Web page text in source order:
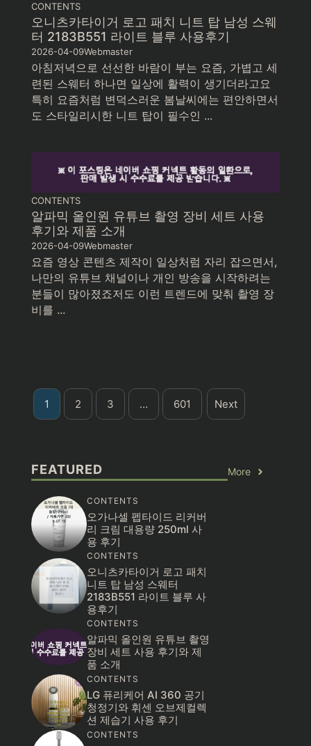
CONTENTS
오니츠카타이거 로고 패치 니트 탑 남성 스웨
터 2183B551 라이트 블루 사용후기
2026-04-09Webmaster
아침저녁으로 선선한 바람이 부는 요즘, 가볍고 세
련된 스웨터 하나면 일상에 활력이 생기더라고요
특히 요즘처럼 변덕스러운 봄날씨에는 편안하면서
도 스타일리시한 니트 탑이 필수인 ...
CONTENTS
알파믹 올인원 유튜브 촬영 장비 세트 사용
후기와 제품 소개
2026-04-09Webmaster
요즘 영상 콘텐츠 제작이 일상처럼 자리 잡으면서,
나만의 유튜브 채널이나 개인 방송을 시작하려는
분들이 많아졌죠저도 이런 트렌드에 맞춰 촬영 장
비를 ...
1 2 3 … 601 Next
FEATURED More
CONTENTS
오가나셀 펩타이드 리커버
리 크림 대용량 250ml 사
용 후기
CONTENTS
오니츠카타이거 로고 패치
니트 탑 남성 스웨터
2183B551 라이트 블루 사
용후기
CONTENTS
알파믹 올인원 유튜브 촬영
장비 세트 사용 후기와 제
품 소개
CONTENTS
LG 퓨리케어 AI 360 공기
청정기와 휘센 오브제컬렉
션 제습기 사용 후기
CONTENTS